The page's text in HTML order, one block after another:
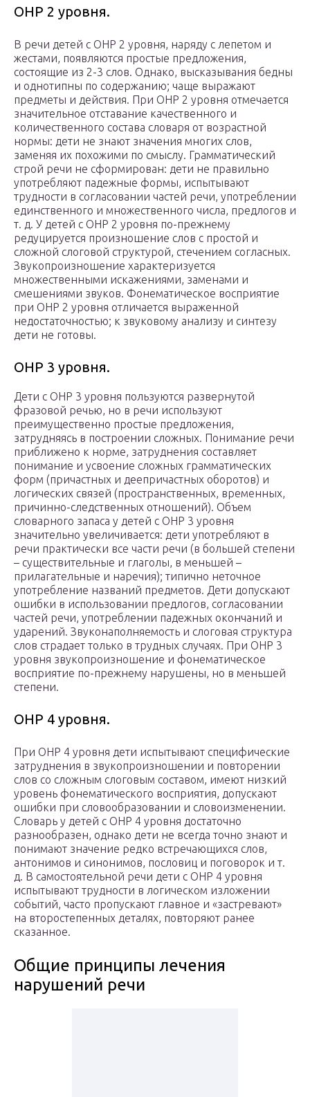
ОНР 2 уровня.
В речи детей с ОНР 2 уровня, наряду с лепетом и
жестами, появляются простые предложения,
состоящие из 2-3 слов. Однако, высказывания бедны
и однотипны по содержанию; чаще выражают
предметы и действия. При ОНР 2 уровня отмечается
значительное отставание качественного и
количественного состава словаря от возрастной
нормы: дети не знают значения многих слов,
заменяя их похожими по смыслу. Грамматический
строй речи не сформирован: дети не правильно
употребляют падежные формы, испытывают
трудности в согласовании частей речи, употреблении
единственного и множественного числа, предлогов и
т. д. У детей с ОНР 2 уровня по-прежнему
редуцируется произношение слов с простой и
сложной слоговой структурой, стечением согласных.
Звукопроизношение характеризуется
множественными искажениями, заменами и
смешениями звуков. Фонематическое восприятие
при ОНР 2 уровня отличается выраженной
недостаточностью; к звуковому анализу и синтезу
дети не готовы.
ОНР 3 уровня.
Дети с ОНР 3 уровня пользуются развернутой
фразовой речью, но в речи используют
преимущественно простые предложения,
затрудняясь в построении сложных. Понимание речи
приближено к норме, затруднения составляет
понимание и усвоение сложных грамматических
форм (причастных и деепричастных оборотов) и
логических связей (пространственных, временных,
причинно-следственных отношений). Объем
словарного запаса у детей с ОНР 3 уровня
значительно увеличивается: дети употребляют в
речи практически все части речи (в большей степени
– существительные и глаголы, в меньшей –
прилагательные и наречия); типично неточное
употребление названий предметов. Дети допускают
ошибки в использовании предлогов, согласовании
частей речи, употреблении падежных окончаний и
ударений. Звуконаполняемость и слоговая структура
слов страдает только в трудных случаях. При ОНР 3
уровня звукопроизношение и фонематическое
восприятие по-прежнему нарушены, но в меньшей
степени.
ОНР 4 уровня.
При ОНР 4 уровня дети испытывают специфические
затруднения в звукопроизношении и повторении
слов со сложным слоговым составом, имеют низкий
уровень фонематического восприятия, допускают
ошибки при словообразовании и словоизменении.
Словарь у детей с ОНР 4 уровня достаточно
разнообразен, однако дети не всегда точно знают и
понимают значение редко встречающихся слов,
антонимов и синонимов, пословиц и поговорок и т.
д. В самостоятельной речи дети с ОНР 4 уровня
испытывают трудности в логическом изложении
событий, часто пропускают главное и «застревают»
на второстепенных деталях, повторяют ранее
сказанное.
Общие принципы лечения
нарушений речи